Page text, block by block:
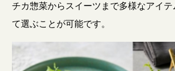
チカ惣菜からスイーツまで多様なアイ
て選ぶことが可能です。